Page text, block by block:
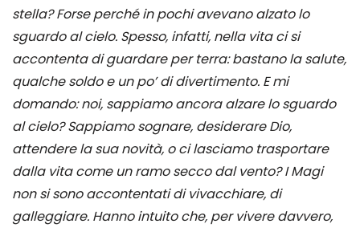
stella? Forse perché in pochi avevano alzato lo
sguardo al cielo. Spesso, infatti, nella vita ci si
accontenta di guardare per terra: bastano la salute,
qualche soldo e un po’ di divertimento. E mi
domando: noi, sappiamo ancora alzare lo sguardo
al cielo? Sappiamo sognare, desiderare Dio,
attendere la sua novità, o ci lasciamo trasportare
dalla vita come un ramo secco dal vento? I Magi
non si sono accontentati di vivacchiare, di
galleggiare. Hanno intuito che, per vivere davvero,